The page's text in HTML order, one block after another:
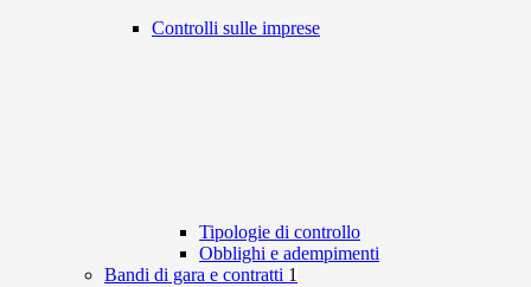
Controlli sulle imprese
Tipologie di controllo
Obblighi e adempimenti
Bandi di gara e contratti 1